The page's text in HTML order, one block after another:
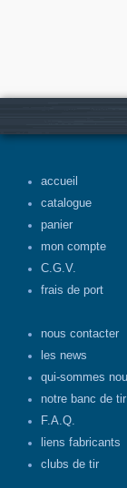
accueil
catalogue
panier
mon compte
C.G.V.
frais de port
nous contacter
les news
qui-sommes
notre banc de tir
F.A.Q.
liens fabricants
clubs de tir